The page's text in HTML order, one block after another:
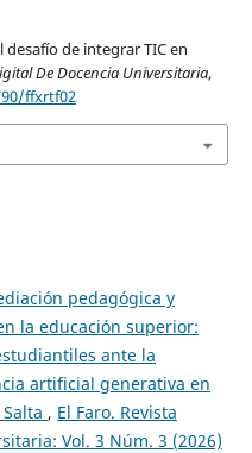
desafío de integrar TIC en
De Docencia Universitaria,
ffxrtf02
pedagógica y
la educación superior:
ante la
artificial generativa en
, El Faro. Revista
Vol. 3 Núm. 3 (2026)